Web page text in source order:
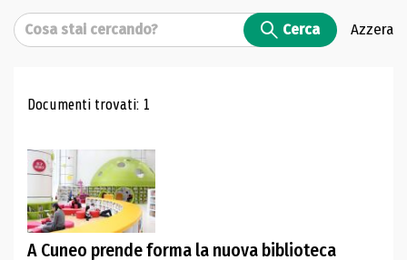
Cerca Cerca Azzera
Risultati di ricerca
Documenti trovati: 1
A Cuneo prende forma la nuova biblioteca